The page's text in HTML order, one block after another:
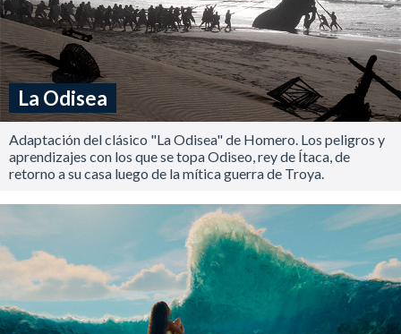
La Odisea
Adaptación del clásico "La Odisea" de Homero. Los peligros y
aprendizajes con los que se topa Odiseo, rey de Ítaca, de
retorno a su casa luego de la mítica guerra de Troya.